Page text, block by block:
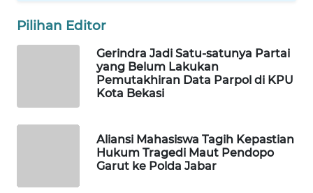
Pilihan Editor
Gerindra Jadi Satu-satunya Partai
yang Belum Lakukan
Pemutakhiran Data Parpol di KPU
Kota Bekasi
Aliansi Mahasiswa Tagih Kepastian
Hukum Tragedi Maut Pendopo
Garut ke Polda Jabar
WAHANANEWS
WAHANA